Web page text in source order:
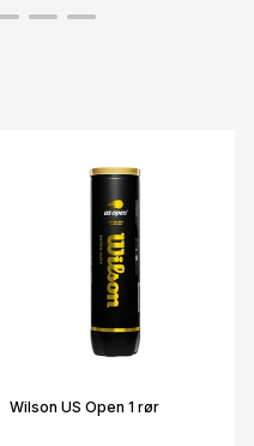
Wilson US Open 1 rør